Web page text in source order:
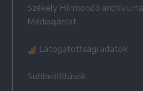
Székely Hírmondó archívuma
Médiaajánlat
Látogatottsági adatok
Sütibeállítások